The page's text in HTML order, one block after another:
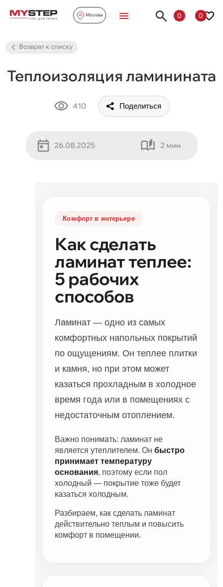
Москва 0 0
Возврат к списку
Теплоизоляция ламинината
410 Поделиться
26.08.2025 2 мин
Комфорт в интерьере
Как сделать
ламинат теплее:
5 рабочих
способов
Ламинат — одно из самых
комфортных напольных покрытий
по ощущениям. Он теплее плитки
и камня, но при этом может
казаться прохладным в холодное
время года или в помещениях с
недостаточным отоплением.
Важно понимать: ламинат не
является утеплителем. Онбыстро
принимает температуру
основания, поэтому если пол
холодный — покрытие тоже будет
казаться холодным.
Разбираем, как сделать ламинат
действительно теплым и повысить
комфорт в помещении.